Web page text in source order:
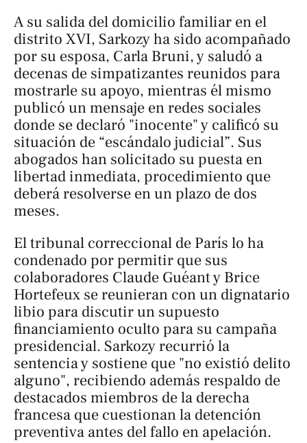
A su salida del domicilio familiar en el
distrito XVI, Sarkozy ha sido acompañado
por su esposa, Carla Bruni, y saludó a
decenas de simpatizantes reunidos para
mostrarle su apoyo, mientras él mismo
publicó un mensaje en redes sociales
donde se declaró "inocente" y calificó su
situación de “escándalo judicial”. Sus
abogados han solicitado su puesta en
libertad inmediata, procedimiento que
deberá resolverse en un plazo de dos
meses.
El tribunal correccional de París lo ha
condenado por permitir que sus
colaboradores Claude Guéant y Brice
Hortefeux se reunieran con un dignatario
libio para discutir un supuesto
financiamiento oculto para su campaña
presidencial. Sarkozy recurrió la
sentencia y sostiene que "no existió delito
alguno", recibiendo además respaldo de
destacados miembros de la derecha
francesa que cuestionan la detención
preventiva antes del fallo en apelación.